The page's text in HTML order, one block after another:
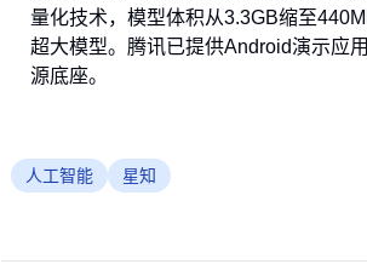
量化技术，模型体积从3.3GB缩至
超大模型。腾讯已提供Android演示应
源底座。
人工智能 星知